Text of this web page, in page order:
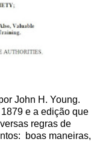
John H. Young.
e a edição que
regras de
boas maneiras,